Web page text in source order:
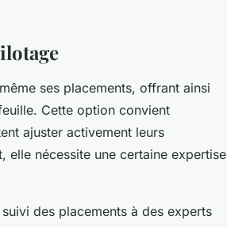
ses placements, offrant ainsi
Cette option convient
ajuster activement leurs
elle nécessite une certaine expertise
des placements à des experts